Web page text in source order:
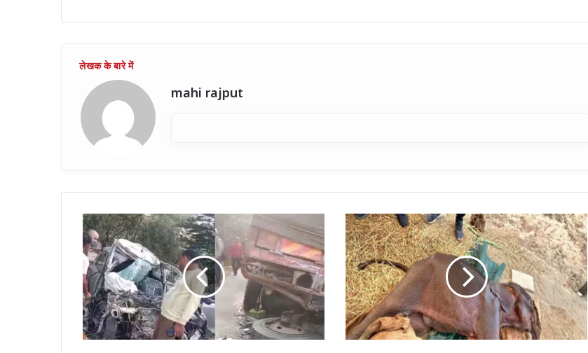
mahi rajput
ग्रेटर
नोएडा
एक्सप्रेसवे
पर
ट्रक
में
पीछे
से
जा
बांधवगढ़
:
झुंड
से
बिछड़ने
के
कारण
एक
और